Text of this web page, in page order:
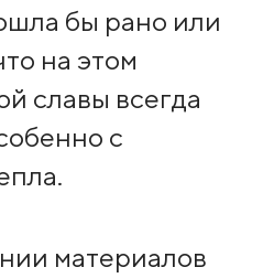
бы рано или
на этом
славы всегда
с
материалов